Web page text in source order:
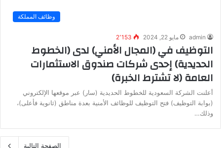
وظائف المملكة
admin مايو 22, 2024 2٬153
التوظيف في (المجال الأمني) لدى (الخطوط
الحديدية) إحدى شركات صندوق الاستثمارات
العامة (لا تشترط الخبرة)
أعلنت الشركة السعودية للخطوط الحديدية (سار) عبر موقعها الإلكتروني
(بوابة التوظيف) فتح التوظيف للوظائف الأمنية بعدة مناطق (ثانوية فأعلى)،
وذلك…
الصفحة التالية